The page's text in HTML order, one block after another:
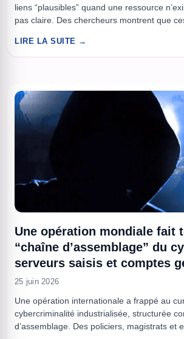
liens “plausibles” quand une ressource
pas claire. Des chercheurs montrent que
piégé, puis à lancer des scripts malveillants
LIRE LA SUITE →
Une opération mondiale fait
“chaîne d’assemblage” du
serveurs saisis et comptes
25 juin 2026
Une opération internationale a frappé au
cybercriminalité industrialisée, structurée
d’assemblage. Des policiers, magistrats et